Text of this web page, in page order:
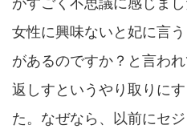
がすごく不思議に感じま
女性に興味ないと妃に言
があるのですか？と言わ
返しすというやり取りに
た。なぜなら、以前にセ